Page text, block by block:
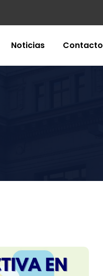
Noticias Contacto